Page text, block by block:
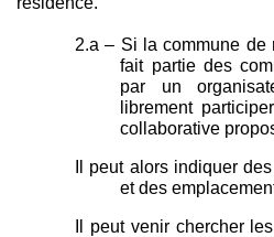
2.a – Si la commune de
fait partie des
par un
librement
collaborative
Il peut alors indiquer
et des
Il peut venir chercher